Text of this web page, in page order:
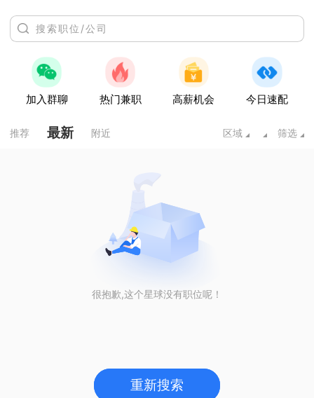
加入群聊 热门兼职 高薪机会 今日速配
推荐 最新 附近 区域 筛选
很抱歉,这个星球没有职位呢！
重新搜索